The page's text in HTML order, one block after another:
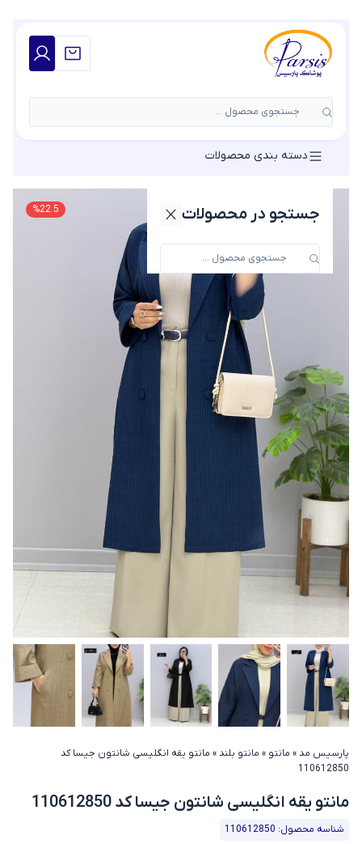
جستجوی محصول ...
جستجو در محصولات
دسته بندی محصولات
22.5
%
پارسیس مد» مانتو » مانتو بلند» مانتو یقه انگلیسی شانتون جیسا کد
110612850
مانتو یقه انگلیسی شانتون جیسا کد 110612850
شناسه محصول: 110612850